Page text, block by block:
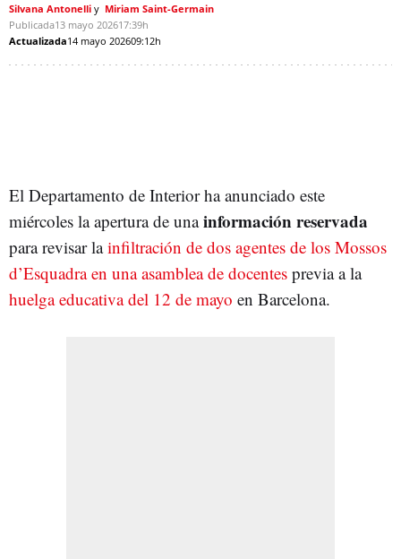
Silvana Antonelli
Miriam Saint-Germain
Publicada13 mayo 202617:39h
Actualizada14 mayo 202609:12h
El Departamento de Interior ha anunciado este
miércoles la apertura de unainformaciónreservada
para revisar lainfiltración de dos agentes de los Mossos
d’Esquadra en una asamblea de docentes previa a la
huelga educativa del 12 de mayo en Barcelona.